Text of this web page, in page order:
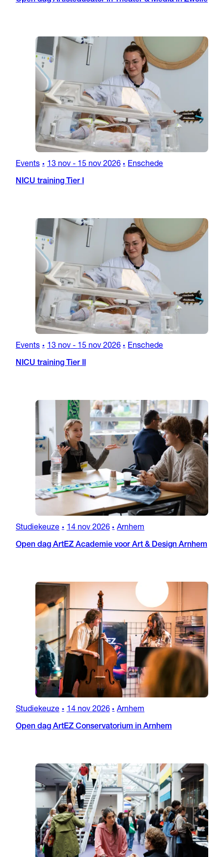
Events • 13 nov-15 nov 2026 • Enschede
NICU training Tier I
Events • 13 nov- 15 nov 2026 • Enschede
NICU training Tier II
Studiekeuze • 14 nov 2026 • Arnhem
Open dag ArtEZ Academie voor Art & Design Arnhem
Studiekeuze • 14 nov 2026 • Arnhem
Open dag ArtEZ Conservatorium in Arnhem